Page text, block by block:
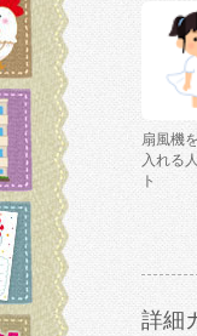
扇風機
入れる
ト
詳細